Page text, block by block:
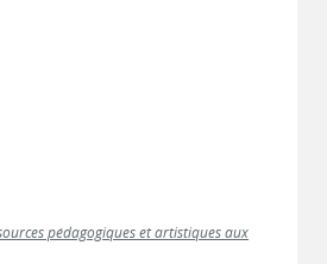
pédagogiques et artistiques aux